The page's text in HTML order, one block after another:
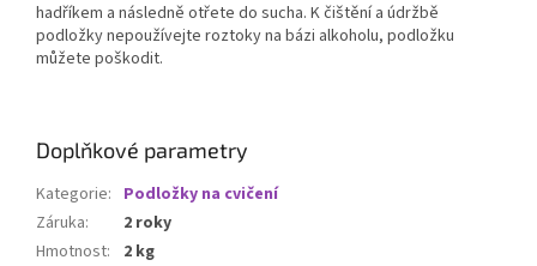
hadříkem a následně otřete do sucha. K čištění a údržbě
podložky nepoužívejte roztoky na bázi alkoholu, podložku
můžete poškodit.
Doplňkové parametry
Kategorie: Podložky na cvičení
Záruka:
2 roky
Hmotnost:
2 kg